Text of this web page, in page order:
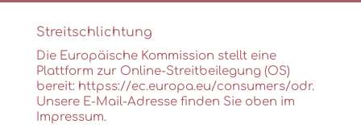
Streitschlichtung
Die Europäische Kommission stellt eine
Plattform zur Online-Streitbeilegung (OS)
bereit: httpss://ec.europa.eu/consumers/odr.
Unsere E-Mail-Adresse finden Sie oben im
Impressum.